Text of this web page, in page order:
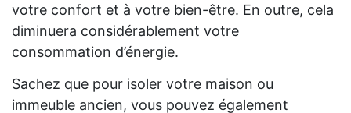
votre confort et à votre bien-être. En outre, cela
diminuera considérablement votre
consommation d’énergie.
Sachez que pour isoler votre maison ou
immeuble ancien, vous pouvez également